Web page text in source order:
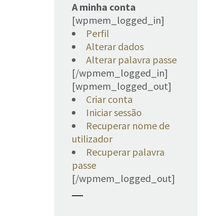
A minha conta
[wpmem_logged_in]
Perfil
Alterar dados
Alterar palavra passe
[/wpmem_logged_in]
[wpmem_logged_out]
Criar conta
Iniciar sessão
Recuperar nome de
utilizador
Recuperar palavra
passe
[/wpmem_logged_out]